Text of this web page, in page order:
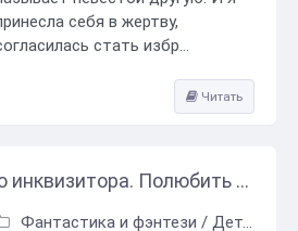
себя в жертву,
стать избр...
Читать
Последнее дело инквизитора. Полюбить Тьму - Константин Фрес
Фантастика и фэнтези / Детективная фантастика